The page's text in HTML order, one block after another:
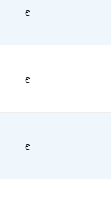
є
є
є